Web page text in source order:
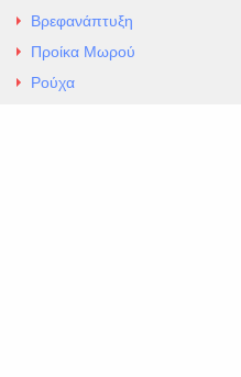
Βρεφανάπτυξη
Προίκα Μωρού
Ρούχα